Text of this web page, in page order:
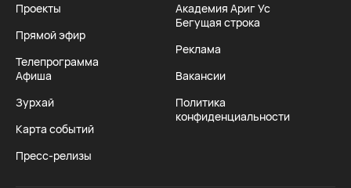
Проекты
Прямой эфир
Телепрограмма
Афиша
Зурхай
Карта событий
Пресс-релизы
Академия Ариг Ус
Бегущая строка
Реклама
Вакансии
Политика
конфиденциальности